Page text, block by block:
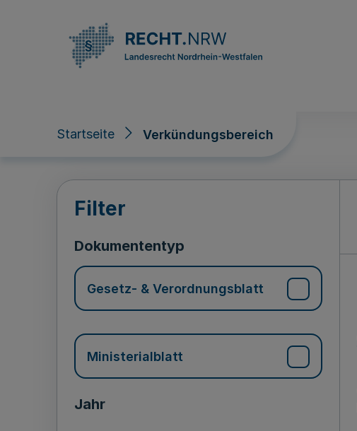
Startseite Verkündungsbereich
Verkündungsbereich
Filter
Dokumententyp
Gesetz- & Verordnungsblatt
Ministerialblatt
Jahr